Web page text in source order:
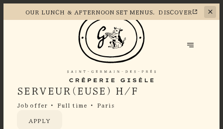
OUR LUNCH & AFTERNOON SET MENUS. DISCOVER
SERVEUR(EUSE) H/F
Job offer Full time
Paris
APPLY